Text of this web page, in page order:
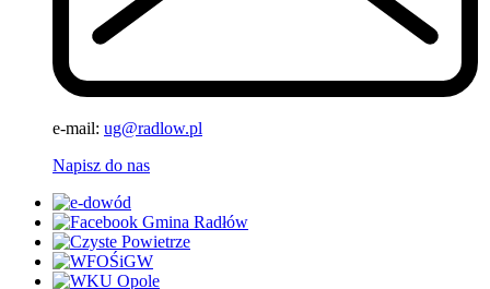
e-mail: ug@radlow.pl
Napisz do nas